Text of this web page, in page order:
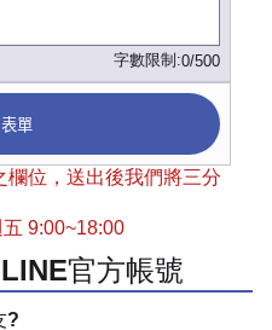
字數限制:0/500
單
欄位，送出後我們將三分
9:00~18:00
官方帳號
?